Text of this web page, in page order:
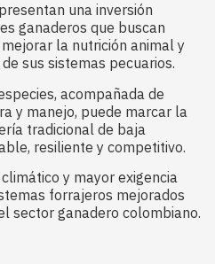
una inversión
ganaderos que buscan
la nutrición animal y
sus sistemas pecuarios.
acompañada de
y manejo, puede marcar la
tradicional de baja
resiliente y competitivo.
y mayor exigencia
forrajeros mejorados
sector ganadero colombiano.